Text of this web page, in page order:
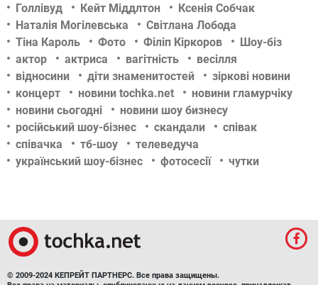
Голлівуд
Кейт Міддлтон
Ксенія Собчак
Наталія Могілевська
Світлана Лобода
Тіна Кароль
Фото Філіп Кіркоров
Шоу-біз
актор
актриса вагітність
весілля
відносини
діти знаменитостей
зіркові новини
концерт
новини tochka.net
новини гламурчіку
новини сьогодні
новини шоу бизнесу
російський шоу-бізнес
скандали
співак
співачка
тб-шоу
телеведуча
український шоу-бізнес
фотосесії чутки
© 2009-2024 КЕПРЕЙТ ПАРТНЕРС. Все права защищены.